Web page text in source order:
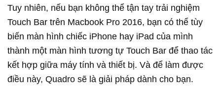
Tuy nhiên, nếu bạn không thể tận tay trải nghiệm
Touch Bar trên Macbook Pro 2016, bạn có thể tùy
biến màn hình chiếc iPhone hay iPad của mình
thành một màn hình tương tự Touch Bar để thao tác
kết hợp giữa máy tính và thiết bị. Và để làm được
điều này, Quadro sẽ là giải pháp dành cho bạn.